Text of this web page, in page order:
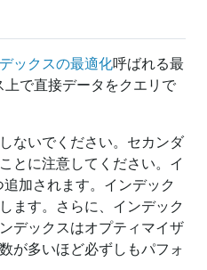
ックスの最適化呼ばれる最
で直接データをクエリで
ないでください。セカンダ
とに注意してください。イ
加されます。インデック
ます。さらに、インデック
デックスはオプティマイザ
が多いほど必ずしもパフォ